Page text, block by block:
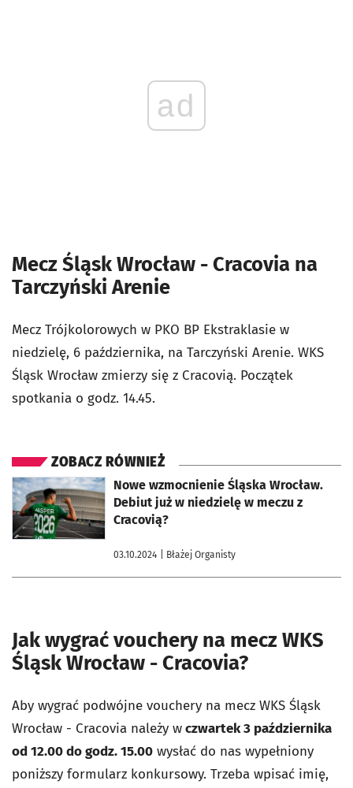
ad
Mecz Śląsk Wrocław - Cracovia na
Tarczyński Arenie
Mecz Trójkolorowych w PKO BP Ekstraklasie w
niedzielę, 6 października, na Tarczyński Arenie. WKS
Śląsk Wrocław zmierzy się z Cracovią. Początek
spotkania o godz. 14.45.
ZOBACZ RÓWNIEŻ
Nowe wzmocnienie Śląska Wrocław.
Debiut już w niedzielę w meczu z
Cracovią?
03.10.2024 | Błażej Organisty
otworzy się w nowej karcie
Jak wygrać vouchery na mecz WKS
Śląsk Wrocław - Cracovia?
Aby wygrać podwójne vouchery na mecz WKS Śląsk
Wrocław - Cracovia należy wczwartek 3 października
od 12.00 do godz. 15.00 wysłać do nas wypełniony
poniższy formularz konkursowy. Trzeba wpisać imię,